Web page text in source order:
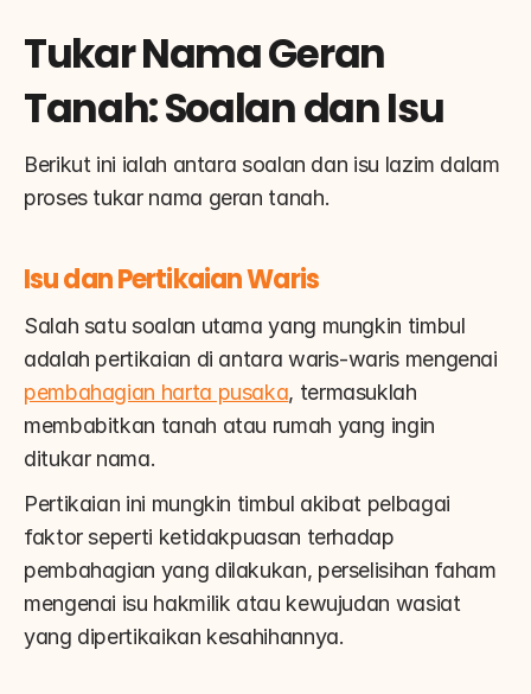
Tukar Nama Geran
Tanah: Soalan dan Isu
Berikut ini ialah antara soalan dan isu lazim dalam
proses tukar nama geran tanah.
Isu dan Pertikaian Waris
Salah satu soalan utama yang mungkin timbul
pembahagian harta pusaka, termasuklah
membabitkan tanah atau rumah yang ingin
ditukar nama.
Pertikaian ini mungkin timbul akibat pelbagai
faktor seperti ketidakpuasan terhadap
pembahagian yang dilakukan, perselisihan faham
mengenai isu hakmilik atau kewujudan wasiat
yang dipertikaikan kesahihannya.